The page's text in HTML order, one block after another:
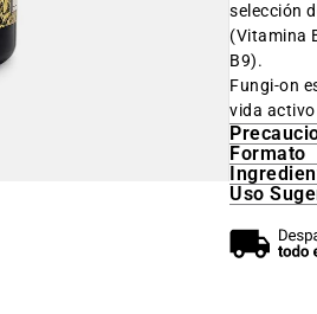
selección
(Vitamina
B9).
Fungi-on
vida
Formato
Uso